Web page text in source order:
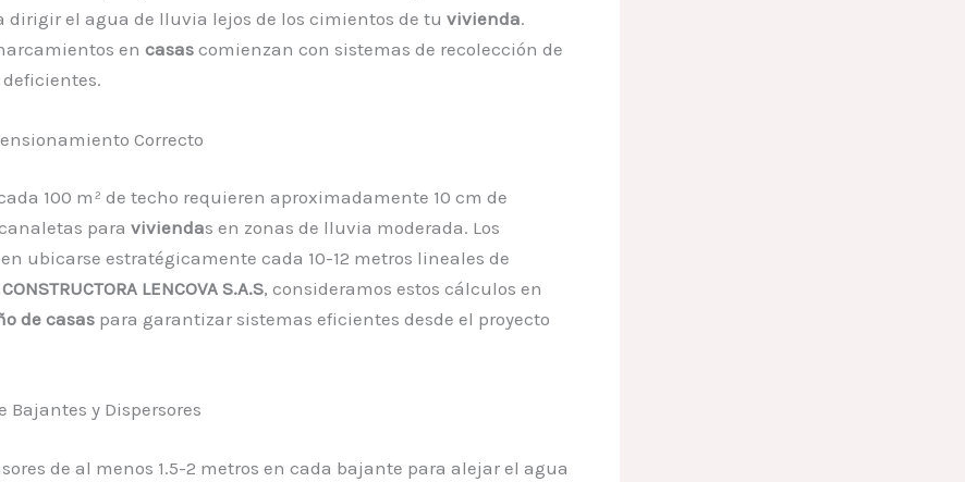
dirigir el agua de lluvia lejos de los cimientos de tu vivienda.
en casas comienzan con sistemas de recolección de
Correcto
100 m² de techo requieren aproximadamente 10 cm de
para viviendas en zonas de lluvia moderada. Los
ubicarse estratégicamente cada 10-12 metros lineales de
CONSTRUCTORA LENCOVA S.A.S, consideramos estos cálculos en
de casas para garantizar sistemas eficientes desde el proyecto
Bajantes y Dispersores
de al menos 1.5-2 metros en cada bajante para alejar el agua